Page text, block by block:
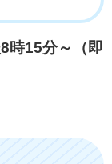
時15分～（即